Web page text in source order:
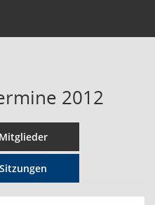
2012
Mitglieder
Sitzungen